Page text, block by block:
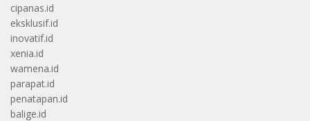
cipanas.id
eksklusif.id
inovatif.id
xenia.id
wamena.id
parapat.id
penatapan.id
balige.id